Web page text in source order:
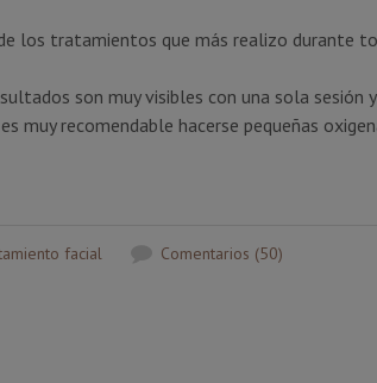
los tratamientos que más realizo durante
son muy visibles con una sola sesión
muy recomendable hacerse pequeñas
facial Comentarios (50)